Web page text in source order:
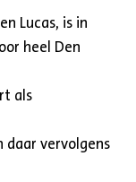
Lucas, is in
heel Den
als
daar vervolgens